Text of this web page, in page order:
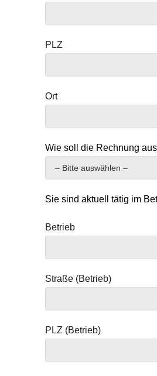
PLZ
Ort
Wie soll die Rechnung
Sie sind aktuell tätig im
Betrieb
Straße (Betrieb)
PLZ (Betrieb)